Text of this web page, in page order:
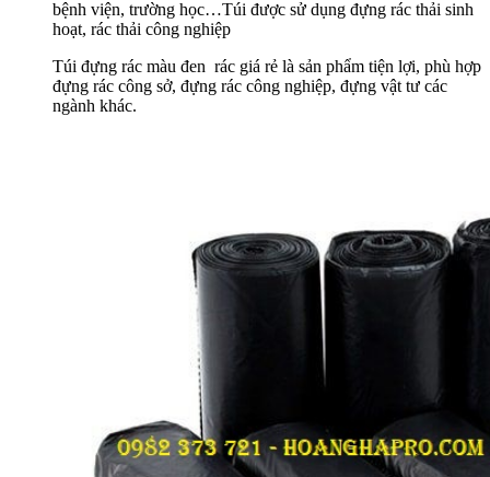
bệnh viện, trường học…Túi được sử dụng đựng rác thải sinh
hoạt, rác thải công nghiệp
Túi đựng rác màu đen rác giá rẻ là sản phẩm tiện lợi, phù hợp
đựng rác công sở, đựng rác công nghiệp, đựng vật tư các
ngành khác.